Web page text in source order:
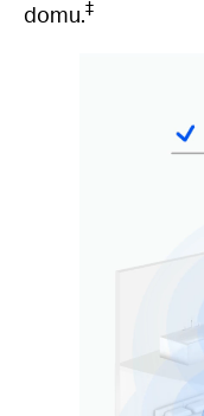
domu.‡